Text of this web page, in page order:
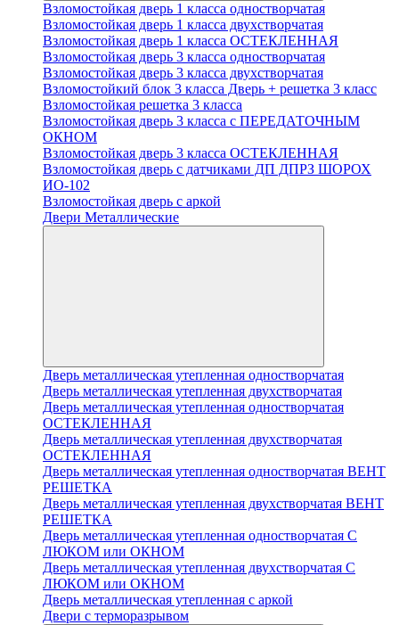
Взломостойкая дверь 1 класса одностворчатая
Взломостойкая дверь 1 класса двухстворчатая
Взломостойкая дверь 1 класса ОСТЕКЛЕННАЯ
Взломостойкая дверь 3 класса одностворчатая
Взломостойкая дверь 3 класса двухстворчатая
Взломостойкий блок 3 класса Дверь + решетка 3 класс
Взломостойкая решетка 3 класса
Взломостойкая дверь 3 класса с ПЕРЕДАТОЧНЫМ
ОКНОМ
Взломостойкая дверь 3 класса ОСТЕКЛЕННАЯ
Взломостойкая дверь с датчиками ДП ДПРЗ ШОРОХ
ИО-102
Взломостойкая дверь с аркой
Двери Металлические
Дверь металлическая утепленная одностворчатая
Дверь металлическая утепленная двухстворчатая
Дверь металлическая утепленная одностворчатая
ОСТЕКЛЕННАЯ
Дверь металлическая утепленная двухстворчатая
ОСТЕКЛЕННАЯ
Дверь металлическая утепленная одностворчатая ВЕНТ
РЕШЕТКА
Дверь металлическая утепленная двухстворчатая ВЕНТ
РЕШЕТКА
Дверь металлическая утепленная одностворчатая С
ЛЮКОМ или ОКНОМ
Дверь металлическая утепленная двухстворчатая С
ЛЮКОМ или ОКНОМ
Дверь металлическая утепленная с аркой
Двери с терморазрывом